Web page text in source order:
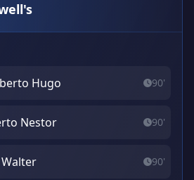
Hugo 90'
Nestor 90'
Walter 90'